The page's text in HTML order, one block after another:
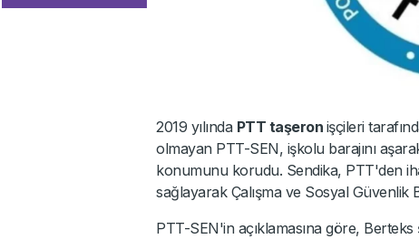
2019 yılında PTT taşeron işçileri
olmayan PTT-SEN, işkolu barajını
konumunu korudu. Sendika, PTT'den
sağlayarak Çalışma ve Sosyal Güvenlik
PTT-SEN'in açıklamasına göre,